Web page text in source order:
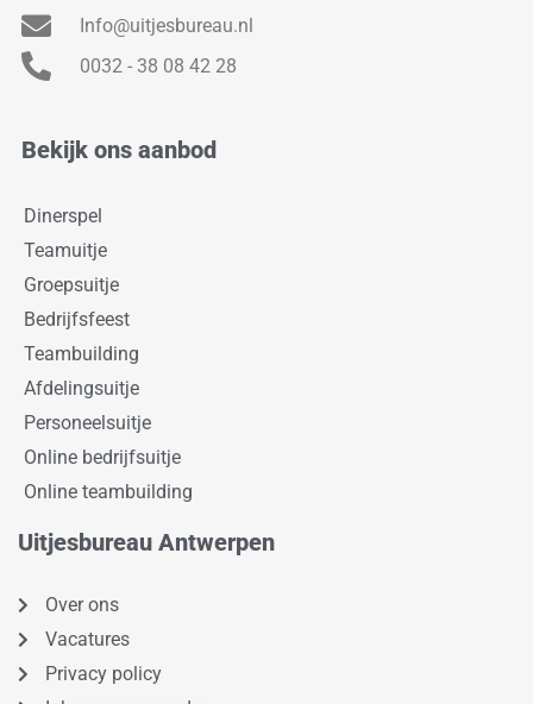
Info@uitjesbureau.nl
0032 - 38 08 42 28
Bekijk ons aanbod
Dinerspel
Teamuitje
Groepsuitje
Bedrijfsfeest
Teambuilding
Afdelingsuitje
Personeelsuitje
Online bedrijfsuitje
Online teambuilding
Uitjesbureau Antwerpen
Over ons
Vacatures
Privacy policy